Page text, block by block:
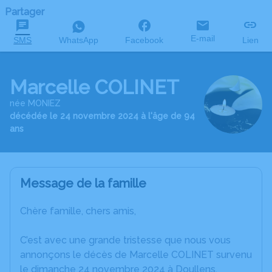
Partager
SMS WhatsApp Facebook E-mail Lien
Marcelle COLINET
née MONIEZ
décédée le 24 novembre 2024 à l'âge de 94
ans
Message de la famille
Chère famille, chers amis,
C’est avec une grande tristesse que nous vous
annonçons le décès de Marcelle COLINET survenu
le dimanche 24 novembre 2024 à Doullens.